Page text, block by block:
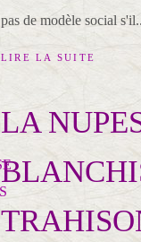
pas de modèle social
LIRE LA SUITE
LA